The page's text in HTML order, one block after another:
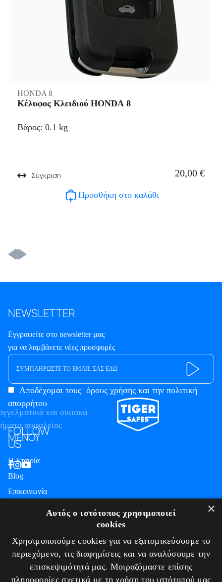
HONDA 8
Κέλυφος Κλειδιού HONDA 8
Βάρος: 0.1 kg
Σύγκριση 20,00 €
Προσθήκη στο καλάθι
NEWSLETTER
Εγγραφείτε στο newsletter μας
για να λαμβάνετε νέες προσφορές
Αποδέχομαι τους όρους χρήσης και την πολιτική
απορρήτου
FOLLOW
US
ΜΕΝΟΥ
Η Εταιρία
Blog
Επικοινωνία
Πιστοποιήσεις
Πολιτική απορρήτου
Τρόποι πληρωμής
×
Αυτός ο ιστότοπος χρησιμοποιεί
cookies
Χρησιμοποιούμε cookies για να εξατομικεύσουμε το
περιεχόμενο, τις διαφημίσεις και να αναλύσουμε την
επισκεψιμότητά μας. Μοιραζόμαστε επίσης
πληροφορίες σχετικά με τη χρήση του ιστότοπού μας